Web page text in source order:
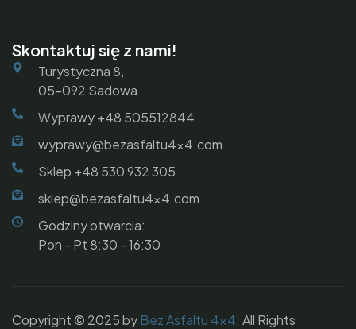
Skontaktuj się z nami!
Turystyczna 8,
05-092 Sadowa
Wyprawy +48 505512844
wyprawy@bezasfaltu4x4.com
Sklep +48 530 932 305
sklep@bezasfaltu4x4.com
Godziny otwarcia:
Pon - Pt 8:30 - 16:30
Copyright © 2025 byBez Asfaltu 4x4. All Rights